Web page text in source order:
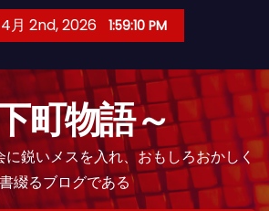
月 2nd, 2026 1:59:12 PM
町物語～
に鋭いメスを入れ、おもしろおかしく
書綴るブログである